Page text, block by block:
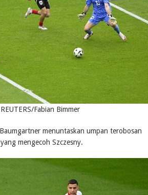
Fabian Bimmer
menuntaskan umpan terobosan
mengecoh Szczesny.